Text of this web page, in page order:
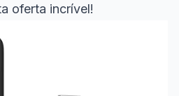
oferta incrível!